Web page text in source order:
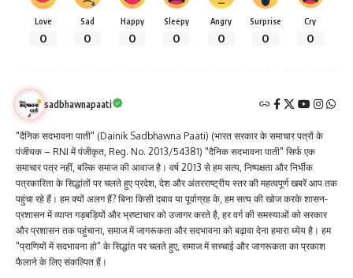
Love
0
Sad
0
Happy
0
Sleepy
0
Angry
0
Surprise
0
Cry
0
sadbhawnapaati
"दैनिक सदभावना पाती" (Dainik Sadbhawna Paati) (भारत सरकार के समाचार पत्रों के
पंजीयक – RNI में पंजीकृत, Reg. No. 2013/54381) "दैनिक सदभावना पाती" सिर्फ एक
समाचार पत्र नहीं, बल्कि समाज की आवाज है। वर्ष 2013 से हम सत्य, निष्पक्षता और निर्भीक
पत्रकारिता के सिद्धांतों पर चलते हुए प्रदेश, देश और अंतरराष्ट्रीय स्तर की महत्वपूर्ण खबरें आप तक
पहुंचा रहे हैं। हम क्यों अलग हैं? बिना किसी दबाव या पूर्वाग्रह के, हम सत्य की खोज करके शासन-
प्रशासन में व्याप्त गड़बड़ियों और भ्रष्टाचार को उजागर करते है, हर वर्ग की समस्याओं को सरकार
और प्रशासन तक पहुंचाना, समाज में जागरूकता और सदभावना को बढ़ावा देना हमारा ध्येय है। हम
"प्राणियों में सदभावना हो" के सिद्धांत पर चलते हुए, समाज में सच्चाई और जागरूकता का प्रकाश
फैलाने के लिए संकल्पित हैं।